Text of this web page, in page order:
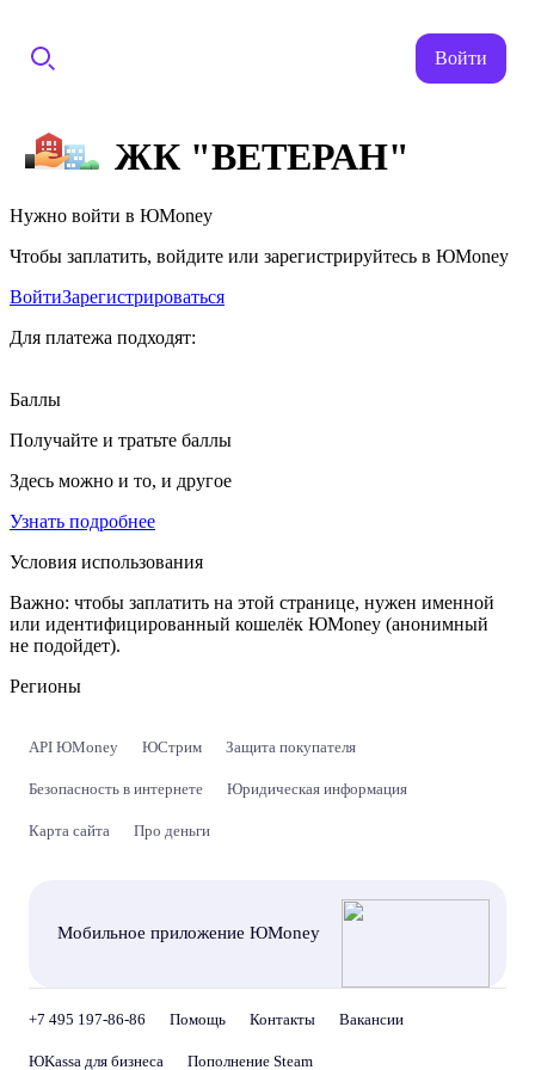
Войти
ЖК "ВЕТЕРАН"
Нужно войти в ЮMoney
Чтобы заплатить, войдите или зарегистрируйтесь в ЮMoney
ВойтиЗарегистрироваться
Для платежа подходят:
Баллы
Получайте и тратьте баллы
Здесь можно и то, и другое
Узнать подробнее
Условия использования
Важно: чтобы заплатить на этой странице, нужен именной
или идентифицированный кошелёк ЮMoney (анонимный
не подойдет).
Регионы
API ЮMoney ЮСтрим Защита покупателя
Безопасность в интернете Юридическая информация
Карта сайта Про деньги
Мобильное приложение ЮMoney
+7 495 197-86-86 Помощь Контакты Вакансии
ЮKassa для бизнеса Пополнение Steam